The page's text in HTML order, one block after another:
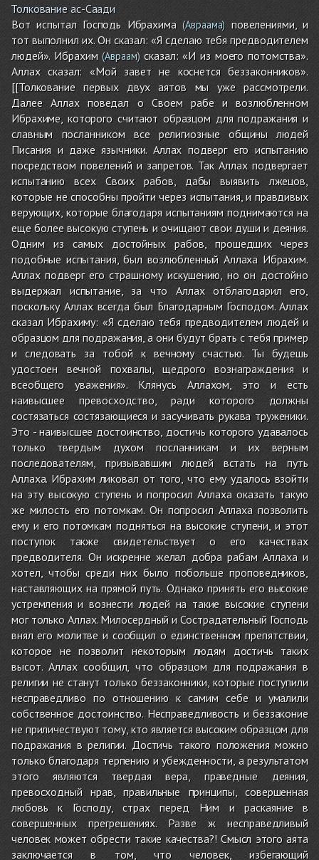
Толкование ас-Саади
Вот испытал Господь Ибрахима(Авраама) повелениями, и
тот выполнил их. Он сказал: «Я сделаю тебя предводителем
людей». Ибрахим(Авраам)сказал: «И из моего потомства».
Аллах сказал: «Мой завет не коснется беззаконников».
[[Толкование первых двух аятов мы уже рассмотрели.
Далее Аллах поведал о Своем рабе и возлюбленном
Ибрахиме, которого считают образцом для подражания и
славным посланником все религиозные общины людей
Писания и даже язычники. Аллах подверг его испытанию
посредством повелений и запретов. Так Аллах подвергает
испытанию всех Своих рабов, дабы выявить лжецов,
которые не способны пройти через испытания, и правдивых
верующих, которые благодаря испытаниям поднимаются на
еще более высокую ступень и очищают свои души и деяния.
Одним из самых достойных рабов, прошедших через
подобные испытания, был возлюбленный Аллаха Ибрахим.
Аллах подверг его страшному искушению, но он достойно
выдержал испытание, за что Аллах отблагодарил его,
поскольку Аллах всегда был Благодарным Господом. Аллах
сказал Ибрахиму: «Я сделаю тебя предводителем людей и
образцом для подражания, а они будут брать с тебя пример
и следовать за тобой к вечному счастью. Ты будешь
удостоен вечной похвалы, щедрого вознаграждения и
всеобщего уважения». Клянусь Аллахом, это и есть
наивысшее превосходство, ради которого должны
состязаться состязающиеся и засучивать рукава труженики.
Это - наивысшее достоинство, достичь которого удавалось
только твердым духом посланникам и их верным
последователям, призывавшим людей встать на путь
Аллаха. Ибрахим ликовал от того, что ему удалось взойти
на эту высокую ступень и попросил Аллаха оказать такую
же милость его потомкам. Он попросил Аллаха позволить
ему и его потомкам подняться на высокие ступени, и этот
поступок также свидетельствует о его качествах
предводителя. Он искренне желал добра рабам Аллаха и
хотел, чтобы среди них было побольше проповедников,
наставляющих на прямой путь. Однако принять его высокие
устремления и вознести людей на такие высокие ступени
мог только Аллах. Милосердный и Сострадательный Господь
внял его молитве и сообщил о единственном препятствии,
которое не позволит некоторым людям достичь таких
высот. Аллах сообщил, что образцом для подражания в
религии не станут только беззаконники, которые поступили
несправедливо по отношению к самим себе и умалили
собственное достоинство. Несправедливость и беззаконие
не приличествуют тому, кто является высоким образцом для
подражания в религии. Достичь такого положения можно
только благодаря терпению и убежденности, а результатом
этого являются твердая вера, праведные деяния,
превосходный нрав, правильные принципы, совершенная
любовь к Господу, страх перед Ним и раскаяние в
совершенных прегрешениях. Разве ж несправедливый
человек может обрести такие качества?! Смысл этого аята
заключается в том, что человек, избегающий